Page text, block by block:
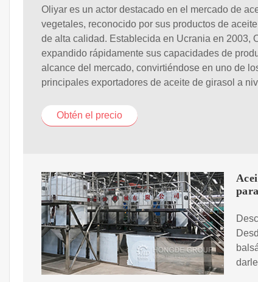
Oliyar es un actor destacado en el mercado de
vegetales, reconocido por sus productos de
de alta calidad. Establecida en Ucrania en 2003,
expandido rápidamente sus capacidades de
alcance del mercado, convirtiéndose en uno de
principales exportadores de aceite de girasol a
Obtén el precio
para